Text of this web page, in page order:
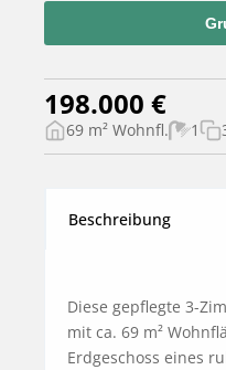
198.000 €
69 m² Wohnfl.
1
Beschreibung
Diese gepflegte 3-
mit ca. 69 m²
Erdgeschoss eines